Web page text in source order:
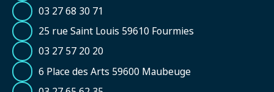
03 27 68 30 71
25 rue Saint Louis 59610 Fourmies
03 27 57 20 20
6 Place des Arts 59600 Maubeuge